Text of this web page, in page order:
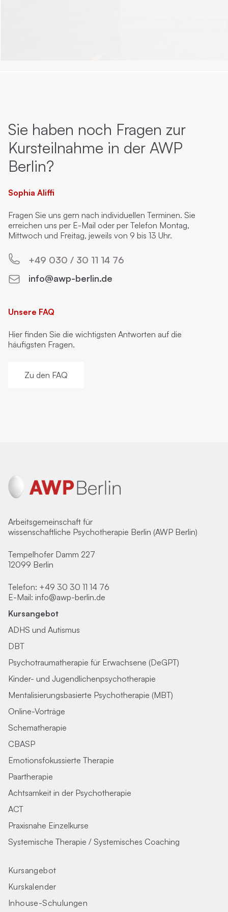
Sie haben noch Fragen zur
Kursteilnahme in der AWP
Berlin?
Sophia Aliffi
Fragen Sie uns gern nach individuellen Terminen. Sie
erreichen uns per E-Mail oder per Telefon Montag,
Mittwoch und Freitag, jeweils von 9 bis 13 Uhr.
+49 030 / 30 11 14 76
info@awp-berlin.de
Unsere FAQ
Hier finden Sie die wichtigsten Antworten auf die
häufigsten Fragen.
Zu den FAQ
Arbeitsgemeinschaft für
wissenschaftliche Psychotherapie Berlin (AWP Berlin)
Tempelhofer Damm 227
12099 Berlin
Telefon: +49 30 30 11 14 76
E-Mail: info@awp-berlin.de
Kursangebot
ADHS und Autismus
DBT
Psychotraumatherapie für Erwachsene (DeGPT)
Kinder- und Jugendlichenpsychotherapie
Mentalisierungsbasierte Psychotherapie (MBT)
Online-Vorträge
Schematherapie
CBASP
Emotionsfokussierte Therapie
Paartherapie
Achtsamkeit in der Psychotherapie
ACT
Praxisnahe Einzelkurse
Systemische Therapie / Systemisches Coaching
Kursangebot
Kurskalender
Inhouse-Schulungen